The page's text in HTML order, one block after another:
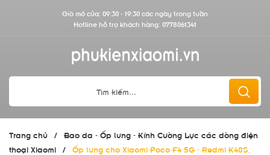
Giờ mở cửa: 09:30 - 19:30 các ngày trong tuần
Hotline hỗ trợ khách hàng: 0778061341
Trang chủ / Bao da - Ốp lưng - Kính Cường Lực các dòng điện
thoại Xiaomi / Ốp lưng cho Xiaomi Poco F4 5G - Redmi K40S,